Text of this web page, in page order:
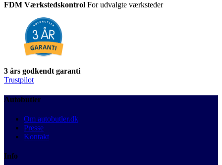
FDM Værkstedskontrol For udvalgte værksteder
3 års godkendt garanti
Trustpilot
Autobutler
Om autobutler.dk
Presse
Kontakt
Info